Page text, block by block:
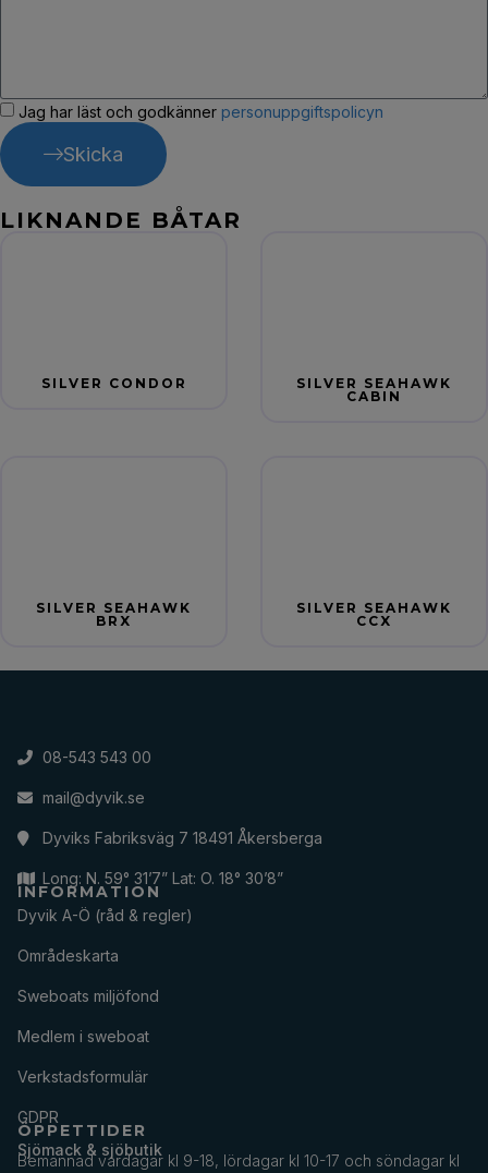
Jag har läst och godkänner personuppgiftspolicyn
Skicka
LIKNANDE BÅTAR
SILVER CONDOR
SILVER SEAHAWK
CABIN
SILVER SEAHAWK
BRX
SILVER SEAHAWK
CCX
08-543 543 00
mail@dyvik.se
Dyviks Fabriksväg 7 18491 Åkersberga
Long: N. 59° 31’7” Lat: O. 18° 30’8”
INFORMATION
Dyvik A-Ö (råd & regler)
Områdeskarta
Sweboats miljöfond
Medlem i sweboat
Verkstadsformulär
GDPR
ÖPPETTIDER
Sjömack & sjöbutik
Bemannad vardagar kl 9-18, lördagar kl 10-17 och söndagar kl